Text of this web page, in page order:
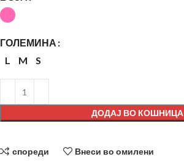
ГОЛЕМИНА
L
M S
ДОДАЈ ВО КОШНИЦА
спореди Внеси во омилени